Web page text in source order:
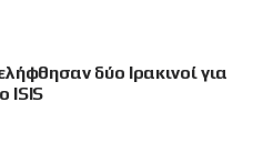
δύο Ιρακινοί για
ISIS